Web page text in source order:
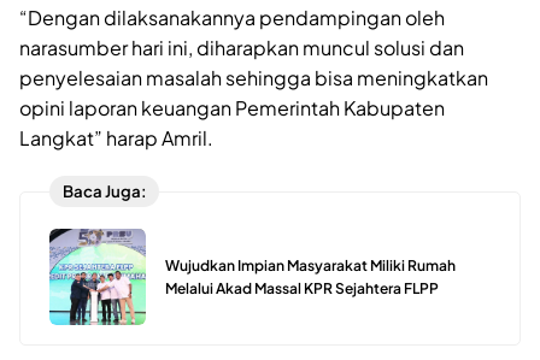
“Dengan dilaksanakannya pendampingan oleh
narasumber hari ini, diharapkan muncul solusi dan
penyelesaian masalah sehingga bisa meningkatkan
opini laporan keuangan Pemerintah Kabupaten
Langkat” harap Amril.
Baca Juga:
Wujudkan Impian Masyarakat Miliki Rumah
Melalui Akad Massal KPR Sejahtera FLPP